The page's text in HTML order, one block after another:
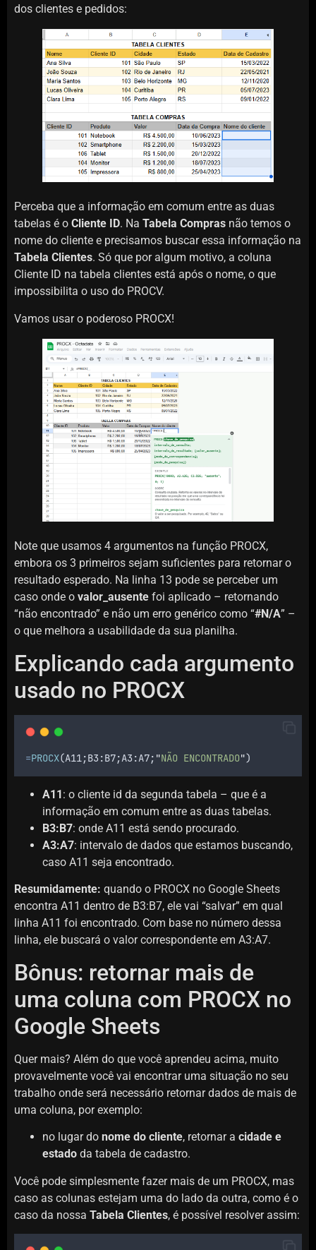
dos clientes e pedidos:
Perceba que a informação em comum entre as duas
tabelas é o Cliente ID. Na Tabela Compras não temos o
nome do cliente e precisamos buscar essa informação na
Tabela Clientes. Só que por algum motivo, a coluna
Cliente ID na tabela clientes está após o nome, o que
impossibilita o uso do PROCV.
Vamos usar o poderoso PROCX!
Note que usamos 4 argumentos na função PROCX,
embora os 3 primeiros sejam suficientes para retornar o
resultado esperado. Na linha 13 pode se perceber um
caso onde o valor_ausente foi aplicado – retornando
“não encontrado” e não um erro genérico como “#N/A” –
o que melhora a usabilidade da sua planilha.
Explicando cada argumento
usado no PROCX
=PROCX(A11;B3 :B7;A3 :A7; "NÃO ENCONTRADO")
A11: o cliente id da segunda tabela – que é a
informação em comum entre as duas tabelas.
B3:B7: onde A11 está sendo procurado.
A3:A7: intervalo de dados que estamos buscando,
caso A11 seja encontrado.
Resumidamente: quando o PROCX no Google Sheets
encontra A11 dentro de B3:B7, ele vai “salvar” em qual
linha A11 foi encontrado. Com base no número dessa
linha, ele buscará o valor correspondente em A3:A7.
Bônus: retornar mais de
uma coluna com PROCX no
Google Sheets
Quer mais? Além do que você aprendeu acima, muito
provavelmente você vai encontrar uma situação no seu
trabalho onde será necessário retornar dados de mais de
uma coluna, por exemplo:
no lugar do nome do cliente, retornar a cidade e
estado da tabela de cadastro.
Você pode simplesmente fazer mais de um PROCX, mas
caso as colunas estejam uma do lado da outra, como é o
caso da nossa Tabela Clientes, é possível resolver assim: